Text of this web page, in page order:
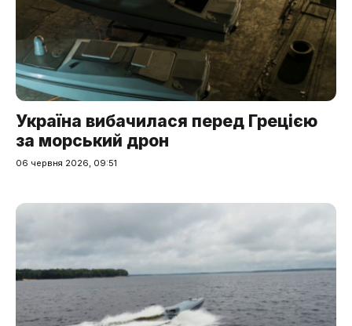
Україна вибачилася перед Грецією
за морський дрон
06 червня 2026, 09:51